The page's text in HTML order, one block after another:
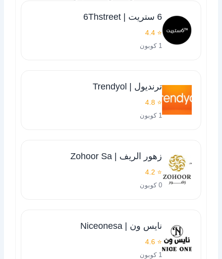
6 ستريت | 6Thstreet
⭐ 4.4
1 كوبون
ترنديول | Trendyol
⭐ 4.8
1 كوبون
زهور الريف | Zohoor Sa
⭐ 4.2
0 كوبون
نايس ون | Niceonesa
⭐ 4.6
1 كوبون